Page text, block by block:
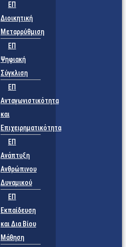
ΕΠ
Διοικητική
Μεταρρύθμιση
ΕΠ
Ψηφιακή
Σύγκλιση
ΕΠ
Ανταγωνιστικότητα
και
Επιχειρηματικότητα
ΕΠ
Ανάπτυξη
Ανθρώπινου
Δυναμικού
ΕΠ
Εκπαίδευση
και Δια Βίου
Μάθηση